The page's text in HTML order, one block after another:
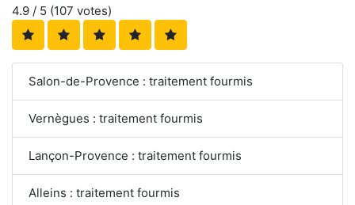
4.9 / 5 (107 votes)
Salon-de-Provence : traitement fourmis
Vernègues : traitement fourmis
Lançon-Provence : traitement fourmis
Alleins : traitement fourmis